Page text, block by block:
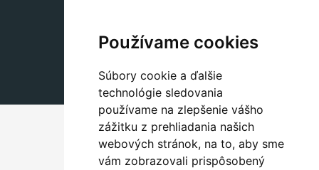
Používame cookies
Súbory cookie a ďalšie
technológie sledovania
používame na zlepšenie vášho
zážitku z prehliadania našich
webových stránok, na to, aby sme
vám zobrazovali prispôsobený
+420 311 604 182
dekorace@autronic.cz